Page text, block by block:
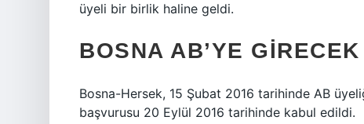
üyeli bir birlik haline geldi.
BOSNA AB’YE
Bosna-Hersek, 15 Şubat 2016 tarihinde AB
başvurusu 20 Eylül 2016 tarihinde kabul edildi.